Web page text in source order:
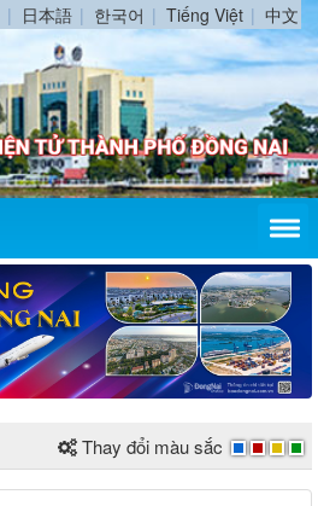
日本語 한국어 Tiếng Việt 中文
Thay đổi màu sắc